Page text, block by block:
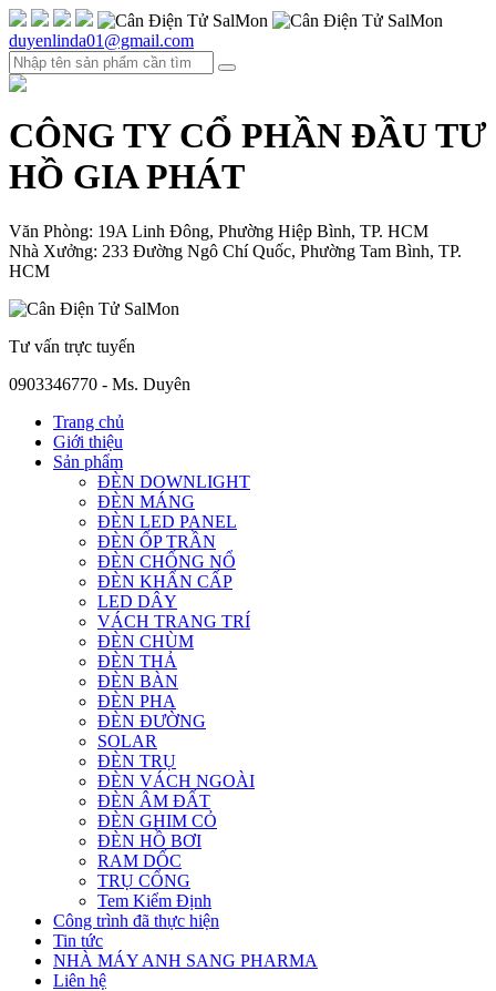
duyenlinda01@gmail.com
CÔNG TY CỔ PHẦN ĐẦU TƯ
HỒ GIA PHÁT
Văn Phòng: 19A Linh Đông, Phường Hiệp Bình, TP. HCM
Nhà Xưởng: 233 Đường Ngô Chí Quốc, Phường Tam Bình, TP.
HCM
Tư vấn trực tuyến
0903346770 - Ms. Duyên
Trang chủ
Giới thiệu
Sản phẩm
ĐÈN DOWNLIGHT
ĐÈN MÁNG
ĐÈN LED PANEL
ĐÈN ỐP TRẦN
ĐÈN CHỐNG NỔ
ĐÈN KHẨN CẤP
LED DÂY
VÁCH TRANG TRÍ
ĐÈN CHÙM
ĐÈN THẢ
ĐÈN BÀN
ĐÈN PHA
ĐÈN ĐƯỜNG
SOLAR
ĐÈN TRỤ
ĐÈN VÁCH NGOÀI
ĐÈN ÂM ĐẤT
ĐÈN GHIM CỎ
ĐÈN HỒ BƠI
RAM DỐC
TRỤ CỔNG
Tem Kiểm Định
Công trình đã thực hiện
Tin tức
NHÀ MÁY ANH SANG PHARMA
Liên hệ